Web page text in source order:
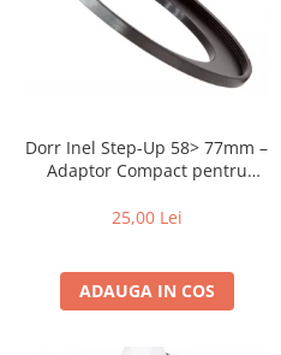
Dorr Inel Step-Up 58> 77mm –
Adaptor Compact pentru
25,00 Lei
ADAUGA IN COS